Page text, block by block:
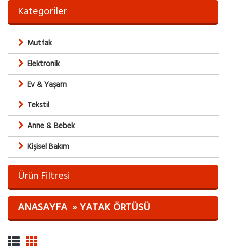
Kategoriler
Mutfak
Elektronik
Ev & Yaşam
Tekstil
Anne & Bebek
Kişisel Bakım
Ürün Filtresi
ANASAYFA
YATAK ÖRTÜSÜ